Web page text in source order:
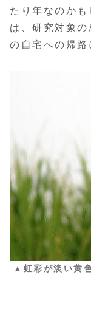
たり年なのか
は、研究対象
の自宅への帰路
▲虹彩が淡い黄